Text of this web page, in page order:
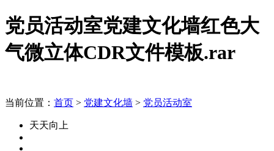
党员活动室党建文化墙红色大
气微立体CDR文件模板.rar
当前位置： 首页 > 党建文化墙 > 党员活动室
天天向上